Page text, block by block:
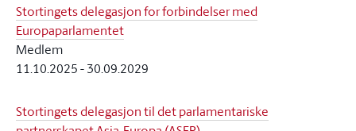
Stortingets delegasjon for forbindelser med
Europaparlamentet
Medlem
11.10.2025-30.09.2029
Stortingets delegasjon til det parlamentariske